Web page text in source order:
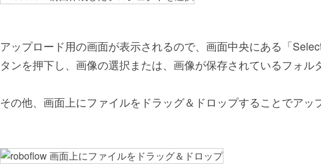
アップロード用の画面が表示されるので、画面中央にある「
タンを押下し、画像の選択または、画像が保存されているフォル
その他、画面上にファイルをドラッグ＆ドロップすることでアッ